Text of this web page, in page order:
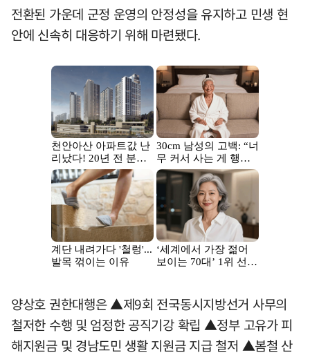
전환된 가운데 군정 운영의 안정성을 유지하고 민생 현
안에 신속히 대응하기 위해 마련됐다.
양상호 권한대행은 ▲제9회 전국동시지방선거 사무의
철저한 수행 및 엄정한 공직기강 확립 ▲정부 고유가 피
해지원금 및 경남도민 생활 지원금 지급 철저 ▲봄철 산